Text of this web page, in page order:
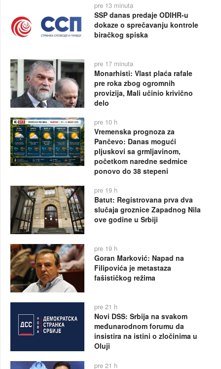
pre 13 minuta
SSP danas predaje ODIHR-u
dokaze o sprečavanju kontrole
biračkog spiska
pre 17 minuta
Monarhisti: Vlast plaća rafale
pre roka zbog ogromnih
provizija, Mali učinio krivično
delo
pre 10 h
Vremenska prognoza za
Pančevo: Danas mogući
pljuskovi sa grmljavinom,
početkom naredne sedmice
ponovo do 38 stepeni
pre 19 h
Batut: Registrovana prva dva
slučaja groznice Zapadnog Nila
ove godine u Srbiji
pre 19 h
Goran Marković: Napad na
Filipovića je metastaza
fašističkog režima
pre 21 h
Novi DSS: Srbija na svakom
međunarodnom forumu da
insistira na istini o zločinima u
Oluji
pre 21 h